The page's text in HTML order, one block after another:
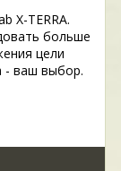
X-TERRA.
больше
цели
- ваш выбор.